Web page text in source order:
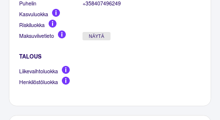
Puhelin
+358407496249
Kasvuluokka
Riskiluokka
Maksuviivetieto
NÄYTÄ
TALOUS
Liikevaihtoluokka
Henkilöstöluokka